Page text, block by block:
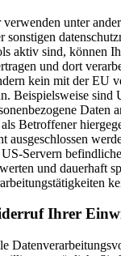
verwenden unter
sonstigen
aktiv sind, können
und dort
kein mit der EU
Beispielsweise sind
Daten
Betroffener
ausgeschlossen
Servern
und dauerhaft
Ihrer